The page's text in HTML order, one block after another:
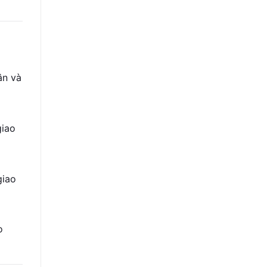
và